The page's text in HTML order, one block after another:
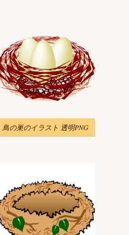
鳥の巣のイラスト 透明PNG